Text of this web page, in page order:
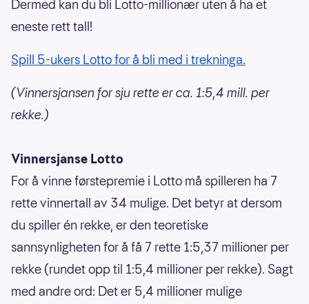
Dermed kan du bli Lotto-millionær uten å ha et
eneste rett tall!
Spill 5-ukers Lotto for å bli med i trekninga.
(Vinnersjansen for sju rette er ca. 1:5,4 mill. per
rekke.)
Vinnersjanse Lotto
For å vinne førstepremie i Lotto må spilleren ha 7
rette vinnertall av 34 mulige. Det betyr at dersom
du spiller én rekke, er den teoretiske
sannsynligheten for å få 7 rette 1:5,37 millioner per
rekke (rundet opp til 1:5,4 millioner per rekke). Sagt
med andre ord: Det er 5,4 millioner mulige